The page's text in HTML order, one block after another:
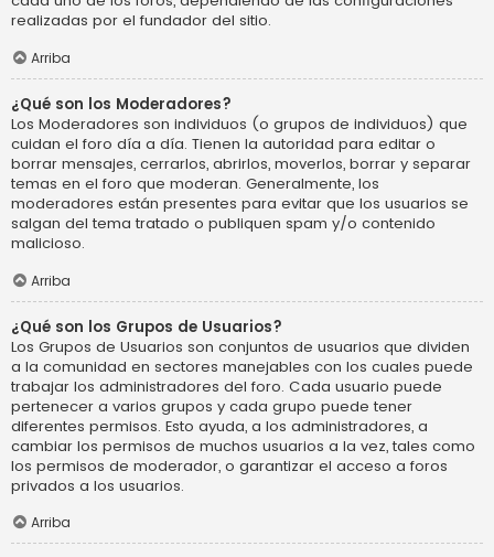
realizadas por el fundador del sitio.
Arriba
¿Qué son los Moderadores?
Los Moderadores son individuos (o grupos de individuos) que
cuidan el foro día a día. Tienen la autoridad para editar o
borrar mensajes, cerrarlos, abrirlos, moverlos, borrar y separar
temas en el foro que moderan. Generalmente, los
moderadores están presentes para evitar que los usuarios se
salgan del tema tratado o publiquen spam y/o contenido
malicioso.
Arriba
¿Qué son los Grupos de Usuarios?
Los Grupos de Usuarios son conjuntos de usuarios que dividen
a la comunidad en sectores manejables con los cuales puede
trabajar los administradores del foro. Cada usuario puede
pertenecer a varios grupos y cada grupo puede tener
diferentes permisos. Esto ayuda, a los administradores, a
cambiar los permisos de muchos usuarios a la vez, tales como
los permisos de moderador, o garantizar el acceso a foros
privados a los usuarios.
Arriba